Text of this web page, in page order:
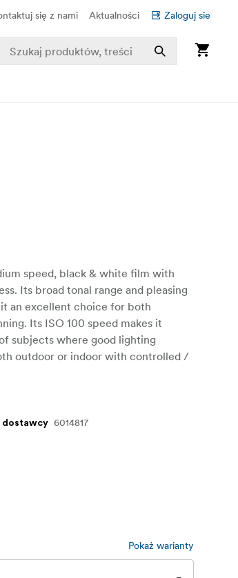
się z nami Aktualności Zaloguj sie
speed, black & white film with
Its broad tonal range and pleasing
an excellent choice for both
Its ISO 100 speed makes it
subjects where good lighting
outdoor or indoor with controlled /
dostawcy 6014817
Pokaż warianty